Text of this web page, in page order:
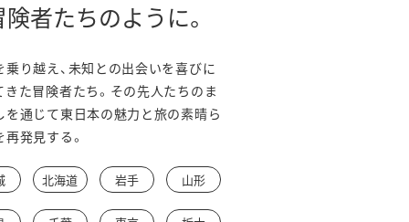
険者たちのように。
乗り越え、未知との出会いを喜びに
きた冒険者たち。その先人たちのま
を通じて東日本の魅力と旅の素晴ら
再発見する。
北海道 岩手 山形